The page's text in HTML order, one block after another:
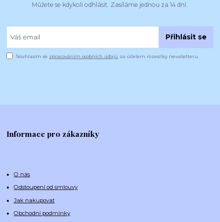
Můžete se kdykoli odhlásit. Zasíláme jednou za 14 dní.
Přihlásit se
Souhlasím se zpracováním osobních údajů za účelem rozesílky newsletteru.
Informace pro zákazníky
O nás
Odstoupení od smlouvy
Jak nakupovat
Obchodní podmínky